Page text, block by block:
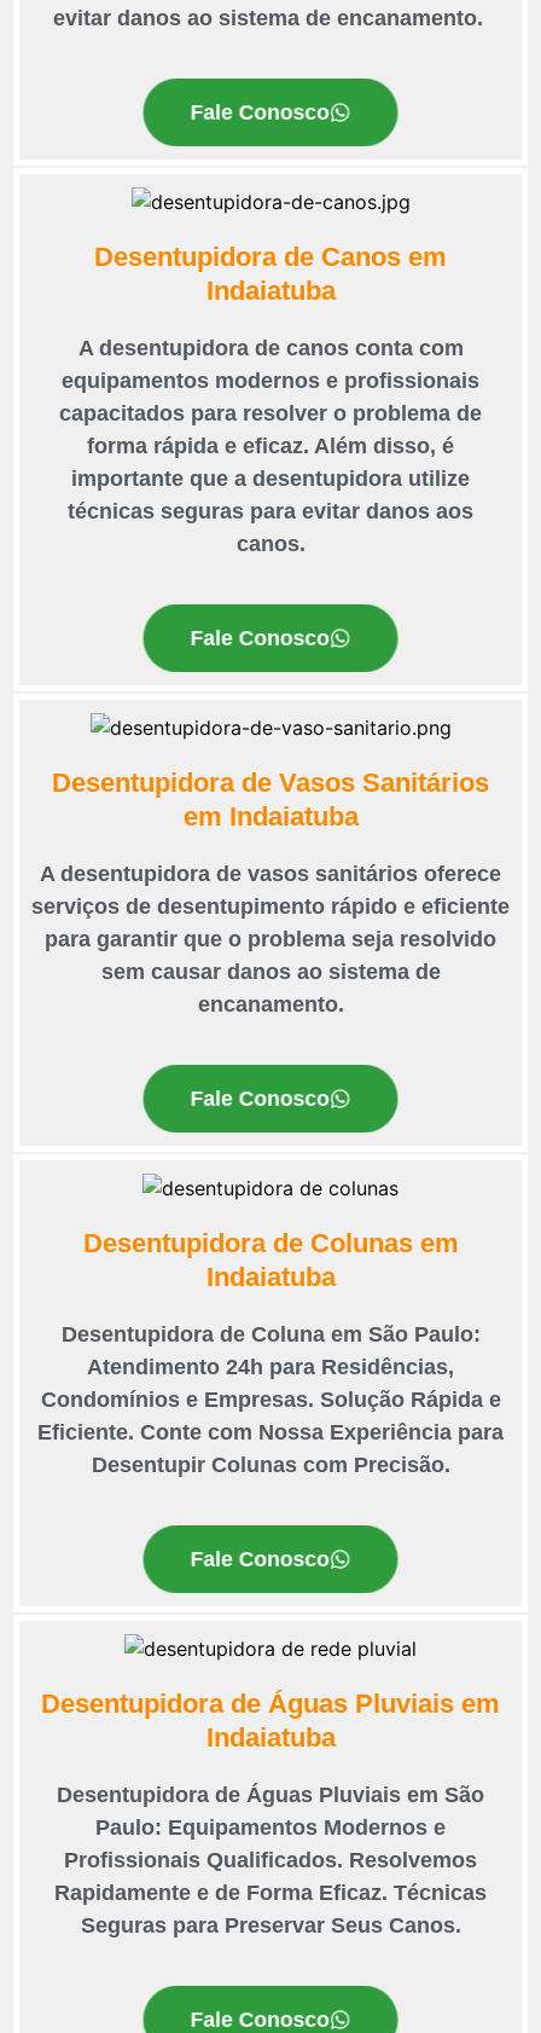
evitar danos ao sistema de encanamento.
Fale Conosco
Desentupidora de Canos em
Indaiatuba
A desentupidora de canos conta com
equipamentos modernos e profissionais
capacitados para resolver o problema de
forma rápida e eficaz. Além disso, é
importante que a desentupidora utilize
técnicas seguras para evitar danos aos
canos.
Fale Conosco
Desentupidora de Vasos Sanitários
em Indaiatuba
A desentupidora de vasos sanitários oferece
serviços de desentupimento rápido e eficiente
para garantir que o problema seja resolvido
sem causar danos ao sistema de
encanamento.
Fale Conosco
Desentupidora de Colunas em
Indaiatuba
Desentupidora de Coluna em São Paulo:
Atendimento 24h para Residências,
Condomínios e Empresas. Solução Rápida e
Eficiente. Conte com Nossa Experiência para
Desentupir Colunas com Precisão.
Fale Conosco
Desentupidora de Águas Pluviais em
Indaiatuba
Desentupidora de Águas Pluviais em São
Paulo: Equipamentos Modernos e
Profissionais Qualificados. Resolvemos
Rapidamente e de Forma Eficaz. Técnicas
Seguras para Preservar Seus Canos.
Fale Conosco